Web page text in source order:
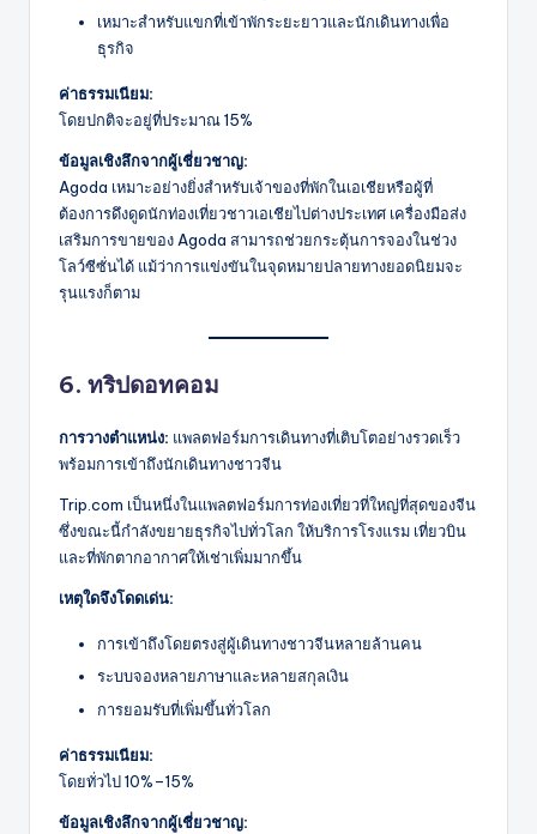
เหมาะสำหรับแขกที่เข้าพักระยะยาวและนักเดินทางเพื่อ
ธุรกิจ
ค่าธรรมเนียม:
โดยปกติจะอยู่ที่ประมาณ 15%
ข้อมูลเชิงลึกจากผู้เชี่ยวชาญ:
Agoda เหมาะอย่างยิ่งสำหรับเจ้าของที่พักในเอเชียหรือผู้ที่
ต้องการดึงดูดนักท่องเที่ยวชาวเอเชียไปต่างประเทศ เครื่องมือส่ง
เสริมการขายของ Agoda สามารถช่วยกระตุ้นการจองในช่วง
โลว์ซีซั่นได้ แม้ว่าการแข่งขันในจุดหมายปลายทางยอดนิยมจะ
รุนแรงก็ตาม
6. ทริปดอทคอม
การวางตำแหน่ง: แพลตฟอร์มการเดินทางที่เติบโตอย่างรวดเร็ว
พร้อมการเข้าถึงนักเดินทางชาวจีน
Trip.com เป็นหนึ่งในแพลตฟอร์มการท่องเที่ยวที่ใหญ่ที่สุดของจีน
ซึ่งขณะนี้กำลังขยายธุรกิจไปทั่วโลก ให้บริการโรงแรม เที่ยวบิน
และที่พักตากอากาศให้เช่าเพิ่มมากขึ้น
เหตุใดจึงโดดเด่น:
การเข้าถึงโดยตรงสู่ผู้เดินทางชาวจีนหลายล้านคน
ระบบจองหลายภาษาและหลายสกุลเงิน
การยอมรับที่เพิ่มขึ้นทั่วโลก
ค่าธรรมเนียม:
โดยทั่วไป 10%–15%
ข้อมูลเชิงลึกจากผู้เชี่ยวชาญ: